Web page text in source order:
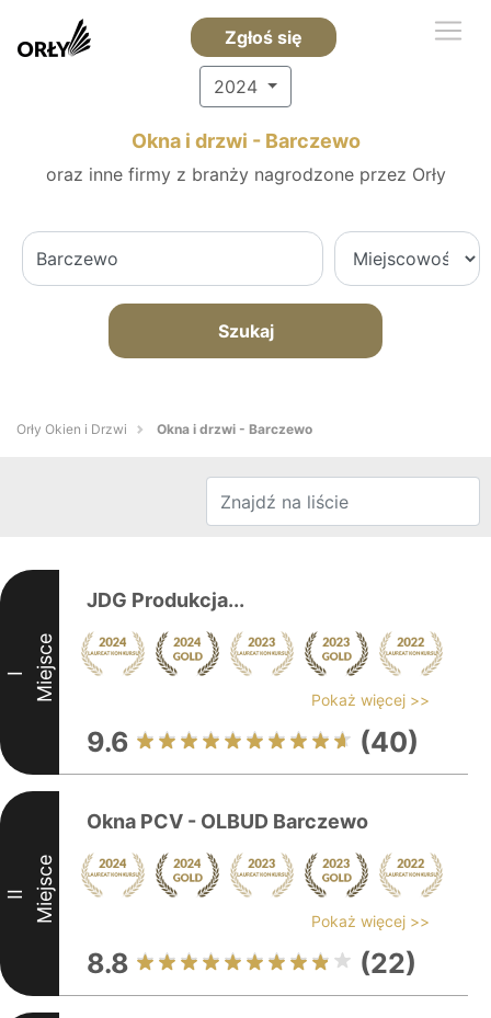
Zgłoś się
2024
Okna i drzwi - Barczewo
oraz inne firmy z branży nagrodzone przez Orły
Szukaj
Orły Okien i Drzwi Okna i drzwi - Barczewo
I Miejsce
JDG Produkcja...
Pokaż więcej >>
9.6 (40)
II Miejsce
Okna PCV - OLBUD Barczewo
Pokaż więcej >>
8.8 (22)